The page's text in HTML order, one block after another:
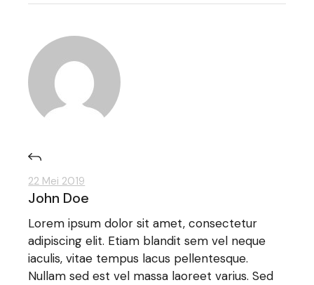
22 Mei 2019
John Doe
Lorem ipsum dolor sit amet, consectetur
adipiscing elit. Etiam blandit sem vel neque
iaculis, vitae tempus lacus pellentesque.
Nullam sed est vel massa laoreet varius. Sed